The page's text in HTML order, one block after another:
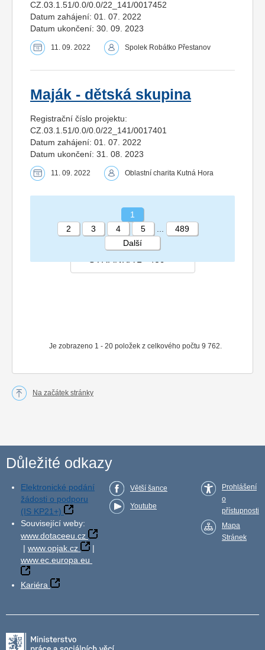
CZ.03.1.51/0.0/0.0/22_141/0017452
Datum zahájení: 01. 07. 2022
Datum ukončení: 30. 09. 2023
11. 09. 2022 Spolek Robátko Přestanov
Maják - dětská skupina
Registrační číslo projektu:
CZ.03.1.51/0.0/0.0/22_141/0017401
Datum zahájení: 01. 07. 2022
Datum ukončení: 31. 08. 2023
11. 09. 2022 Oblastní charita Kutná Hora
Je zobrazeno 1 - 20 položek z celkového počtu 9 762.
1
2
3 4 5
489
Další
Na začátek stránky
Důležité odkazy
Elektronické podání
žádosti o podporu
(IS KP21+)
Související weby:
www.dotaceeu.cz
| www.opjak.cz
|
www.ec.europa.eu
Kariéra
Větší šance
Youtube
Prohlášení
o
přístupnosti
Mapa
Stránek